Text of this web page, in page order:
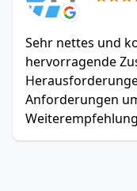
Sehr nettes und
hervorragende
Anforderungen